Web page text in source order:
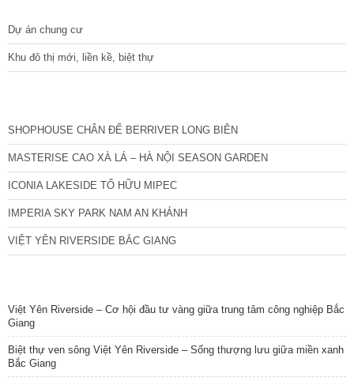
Dự án chung cư
Khu đô thị mới, liền kề, biệt thự
SHOPHOUSE CHÂN ĐẾ BERRIVER LONG BIÊN
MASTERISE CAO XÀ LÁ – HÀ NỘI SEASON GARDEN
ICONIA LAKESIDE TỐ HỮU MIPEC
IMPERIA SKY PARK NAM AN KHÁNH
VIỆT YÊN RIVERSIDE BẮC GIANG
Việt Yên Riverside – Cơ hội đầu tư vàng giữa trung tâm công nghiệp Bắc
Giang
Biệt thự ven sông Việt Yên Riverside – Sống thượng lưu giữa miền xanh
Bắc Giang